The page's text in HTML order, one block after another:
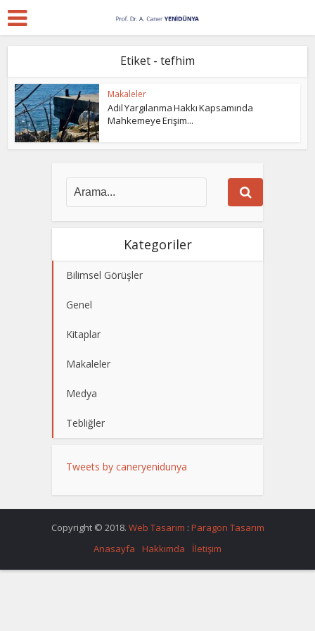
Etiket - tefhim
Makaleler
Adil Yargılanma Hakkı Kapsamında
Mahkemeye Erişim...
Kategoriler
Bilimsel Görüşler
Genel
Kitaplar
Makaleler
Medya
Tebliğler
Tweets by caneryenidunya
Copyright © 2018. Web Tasarım : Paragon Tasarım
Anasayfa
Hakkımda İletişim